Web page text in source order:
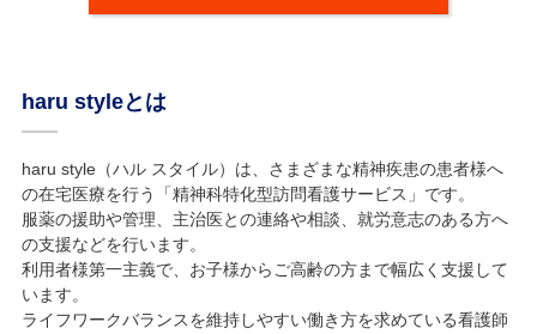
haru styleとは
haru style（ハル スタイル）は、さまざまな精神疾患の患者様へ
の在宅医療を行う「精神科特化型訪問看護サービス」です。
服薬の援助や管理、主治医との連絡や相談、就労意志のある方へ
の支援などを行います。
利用者様第一主義で、お子様からご高齢の方まで幅広く支援して
います。
ライフワークバランスを維持しやすい働き方を求めている看護師